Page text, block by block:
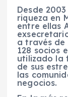
Desde
riqueza en
entre ellas
a través de
128 socios
utilizado la
de sus
las
negocios.